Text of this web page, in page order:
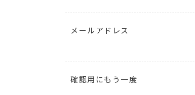
メールアドレス
確認用にもう一度